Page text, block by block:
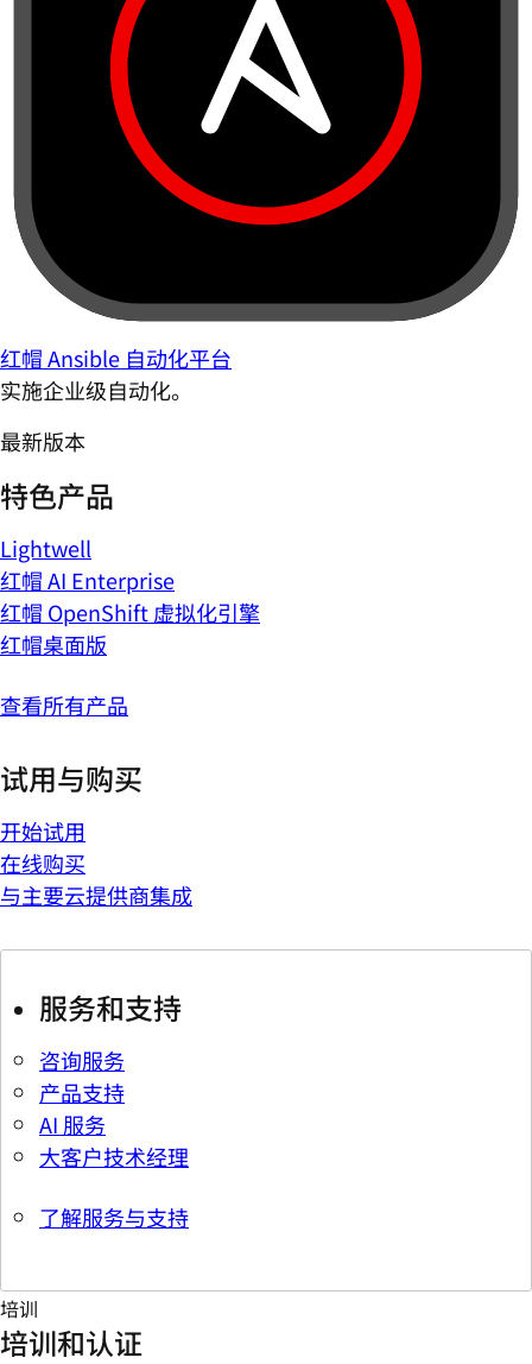
红帽 Ansible 自动化平台
实施企业级自动化。
最新版本
特色产品
Lightwell
红帽 AI Enterprise
红帽 OpenShift 虚拟化引擎
红帽桌面版
查看所有产品
试用与购买
开始试用
在线购买
与主要云提供商集成
服务和支持
咨询服务
产品支持
AI 服务
大客户技术经理
了解服务与支持
培训
培训和认证